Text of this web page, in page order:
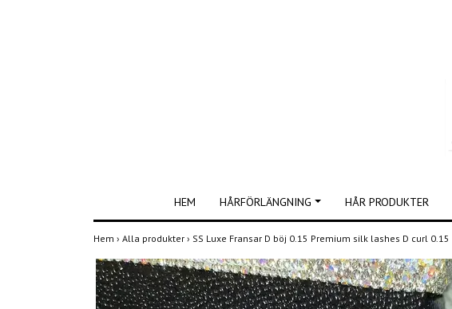
HEM HÅRFÖRLÄNGNING HÅR PRODUKTER
Hem › Alla produkter › SS Luxe Fransar D böj 0.15 Premium silk lashes D curl 0.15